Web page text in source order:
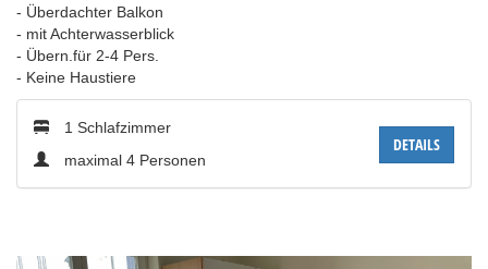
- Überdachter Balkon
- mit Achterwasserblick
- Übern.für 2-4 Pers.
- Keine Haustiere
DETAILS
1 Schlafzimmer
maximal 4 Personen